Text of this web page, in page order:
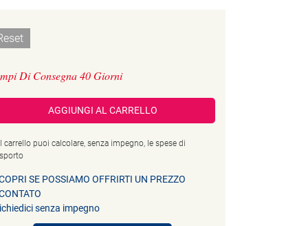
Di Consegna 40 Giorni
AGGIUNGI AL CARRELLO
carrello puoi calcolare, senza impegno, le spese di
SE POSSIAMO OFFRIRTI UN PREZZO
senza impegno